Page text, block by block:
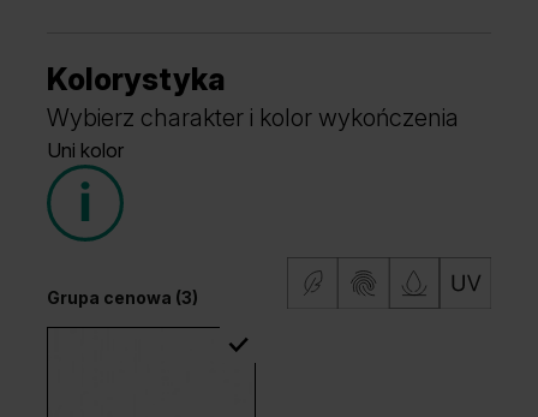
Kolorystyka
Wybierz charakter i kolor wykończenia
Uni kolor
Grupa cenowa (3)